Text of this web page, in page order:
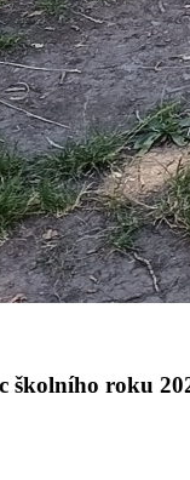
školního roku